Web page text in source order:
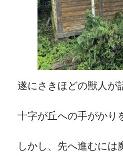
遂にさきほどの獣人が
十字が丘への手がかり
しかし、先へ進むには